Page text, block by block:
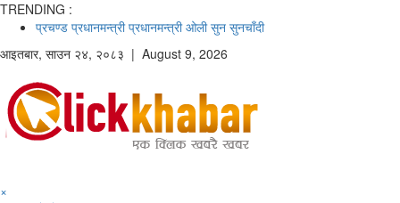
TRENDING :
प्रचण्ड प्रधानमन्त्री प्रधानमन्त्री ओली सुन सुनचाँदी
आइतबार, साउन २४, २०८३ | August 9, 2026
×